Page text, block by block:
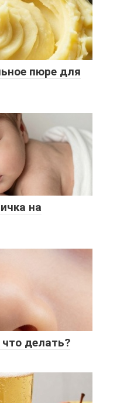
пюре для
на
делать?